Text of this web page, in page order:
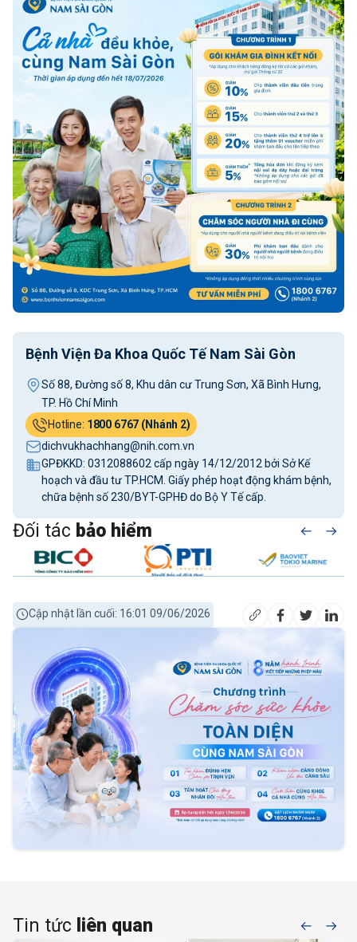
Bệnh Viện Đa Khoa Quốc Tế Nam Sài Gòn
Số 88, Đường số 8, Khu dân cư Trung Sơn, Xã Bình Hưng,
TP. Hồ Chí Minh
Hotline: 1800 6767 (Nhánh 2)
dichvukhachhang@nih.com.vn
GPĐKKD: 0312088602 cấp ngày 14/12/2012 bởi Sở Kế
hoạch và đầu tư TP.HCM. Giấy phép hoạt động khám bệnh,
chữa bệnh số 230/BYT-GPHĐ do Bộ Y Tế cấp.
Đối tác bảo hiểm
Cập nhật lần cuối: 16:01 09/06/2026
Tin tức liên quan